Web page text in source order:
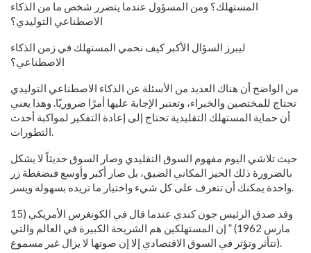
المستهلك؟ ومن المسؤول عندما يتضرر شخص ما من الذكاء
الاصطناعي التوليدي؟
ليبرز السؤال الأكبر كيف نحمي المستهلك في زمن الذكاء
الاصطناعي؟
من الواضح أن هناك العديد من الأسئلة عن الذكاء الاصطناعي التوليدي
تحتاج للمختصين والخبراء، وتعتبر الإجابة عليها أمرًا ضروريًا. وهذا يعني
أن حماية المستهلك التقليدية تحتاج إلى إعادة التفكير لمواكبة أحدث
التطورات.
حيث تلاشي اليوم مفهوم السوق التقليدي وصار السوق حديثاً لا يشكل
بالضرورة ذلك الحيز المكاني الضيق، بل صار أكبر وأوسع فبضغطة زر
واحدة يمكنك أن تتعرف على كل شيء واختيار ما تريده بسهوله ويسر.
وقد صدق الرئيس جون كندي عندما قال في الكونغرس الأمريكي (15
مارس 1962) ” إن المستهلكين هم الشريحة الكبيرة في العالم والتي
تتأثر وتؤثر في السوق الاقتصادي إلا إن صوتها لا يزال غير مسموع).